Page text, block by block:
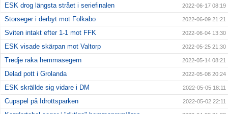
ESK drog längsta strået i seriefinalen 2022-06-17 08:19
Storseger i derbyt mot Folkabo 2022-06-09 21:21
Sviten intakt efter 1-1 mot FFK 2022-06-04 13:30
ESK visade skärpan mot Valtorp 2022-05-25 21:30
Tredje raka hemmasegern 2022-05-14 08:21
Delad pott i Grolanda 2022-05-08 20:24
ESK skrällde sig vidare i DM 2022-05-05 18:11
Cupspel på Idrottsparken 2022-05-02 22:11